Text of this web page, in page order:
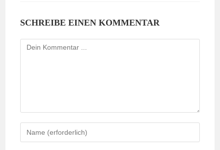
SCHREIBE EINEN KOMMENTAR
Kommentieren
deinen